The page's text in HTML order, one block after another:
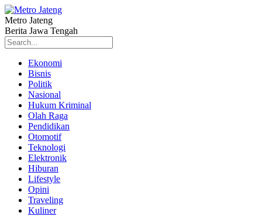
Metro Jateng
Berita Jawa Tengah
Ekonomi
Bisnis
Politik
Nasional
Hukum Kriminal
Olah Raga
Pendidikan
Otomotif
Teknologi
Elektronik
Hiburan
Lifestyle
Opini
Traveling
Kuliner